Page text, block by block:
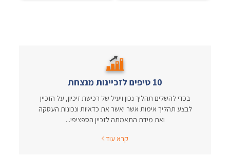
10 טיפים לזכיינות מנצחת
בכדי להשלים תהליך נכון ויעיל של רכישת זיכיון, על הזכיין
לבצע תהליך אימות אשר יאשר את כדאיות ונכונות העסקה
ואת מידת התאמתה לזכיין הספציפי...
קרא עוד